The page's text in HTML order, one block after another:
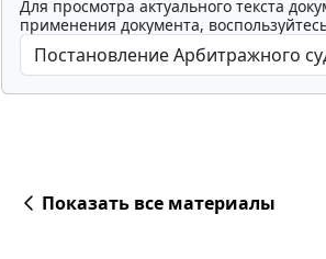
Для просмотра актуального текста
применения документа,
Показать все материалы